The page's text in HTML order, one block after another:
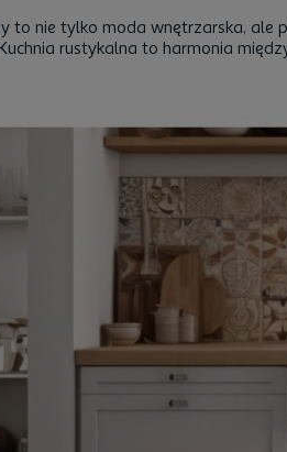
to nie tylko moda wnętrzarska, ale
rustykalna to harmonia